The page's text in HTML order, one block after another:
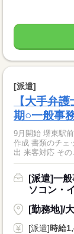
[派遣]
【大手弁
期○一般事
9月開始 堺東駅
作成 書類のチェ
出 来客対応 その
[派遣]一
ソコン・
[勤務地]/
[派遣]時給